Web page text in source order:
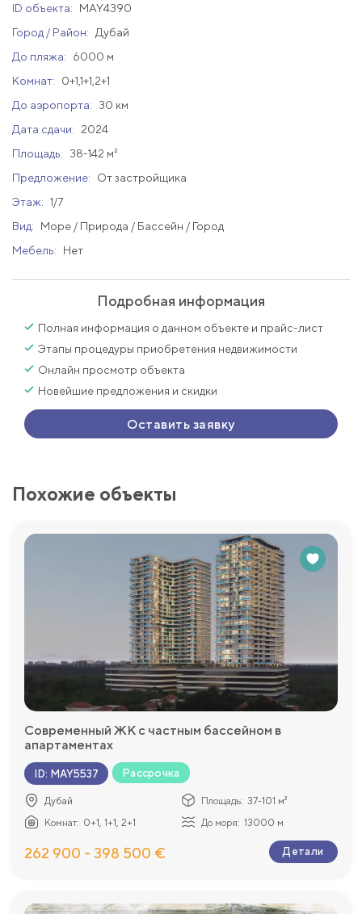
ID объекта:
MAY4390
Город / Район:
Дубай
До пляжа:
6000 м
Комнат:
0+1,1+1,2+1
До аэропорта:
30 км
Дата сдачи:
2024
Площадь:
38-142 м²
Предложение:
От застройщика
Этаж: 1/7
Вид:
Море / Природа / Бассейн / Город
Мебель:
Нет
Подробная информация
Полная информация о данном объекте и прайс-лист
Этапы процедуры приобретения недвижимости
Онлайн просмотр объекта
Новейшие предложения и скидки
Оставить заявку
Похожие объекты
Современный ЖК с частным бассейном в
апартаментах
ID: MAY5537 Рассрочка
Дубай Площадь: 37-101 м²
Комнат: 0+1, 1+1, 2+1 До моря: 13000 м
262 900 - 398 500 € Детали